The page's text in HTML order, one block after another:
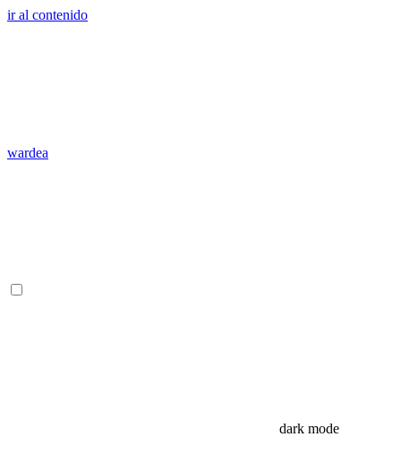
ir al contenido
wardea
dark mode